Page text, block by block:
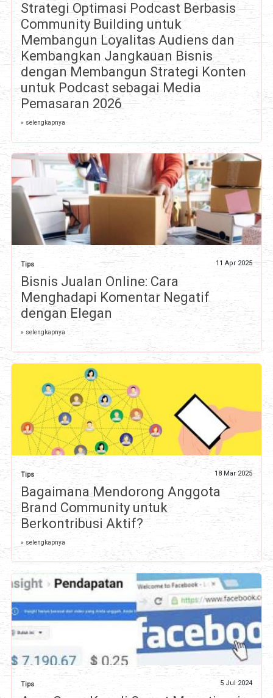
Strategi Optimasi Podcast Berbasis
Community Building untuk
Membangun Loyalitas Audiens dan
Kembangkan Jangkauan Bisnis
dengan Membangun Strategi Konten
untuk Podcast sebagai Media
Pemasaran 2026
» selengkapnya
Tips 11 Apr 2025
Bisnis Jualan Online: Cara
Menghadapi Komentar Negatif
dengan Elegan
» selengkapnya
Tips 18 Mar 2025
Bagaimana Mendorong Anggota
Brand Community untuk
Berkontribusi Aktif?
» selengkapnya
Tips 5 Jul 2024